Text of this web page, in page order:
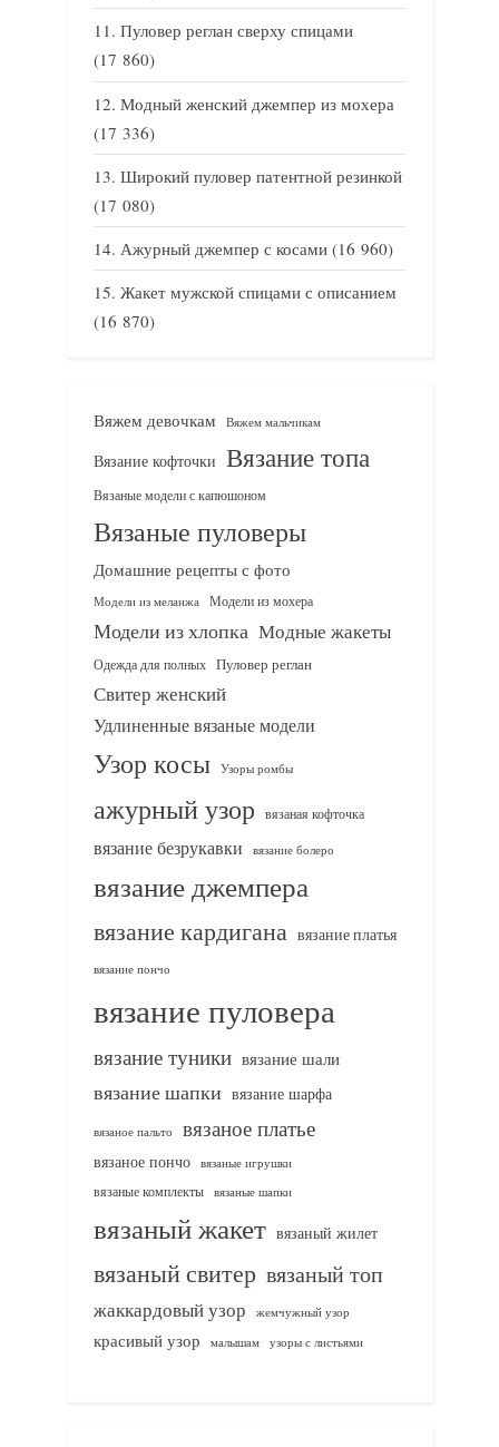
Пуловер реглан сверху спицами
(17 860)
Модный женский джемпер из мохера
(17 336)
Широкий пуловер патентной резинкой
(17 080)
Ажурный джемпер с косами (16 960)
Жакет мужской спицами с описанием
(16 870)
Вяжем девочкам Вяжем мальчикам
Вязание кофточки Вязание топа
Вязаные модели с капюшоном
Вязаные пуловеры
Домашние рецепты с фото
Модели из меланжа Модели из мохера
Модели из хлопка Модные жакеты
Одежда для полных Пуловер реглан
Свитер женский
Удлиненные вязаные модели
Узор косы Узоры ромбы
ажурный узор вязаная кофточка
вязание безрукавки вязание болеро
вязание джемпера
вязание кардигана вязание платья
вязание пончо
вязание пуловера
вязание туники вязание шали
вязание шапки вязание шарфа
вязаное пальто вязаное платье
вязаное пончо вязаные игрушки
вязаные комплекты
вязаные шапки
вязаный жакет вязаный жилет
вязаный свитер вязаный топ
жаккардовый узор жемчужный узор
красивый узор малышам узоры с листьями